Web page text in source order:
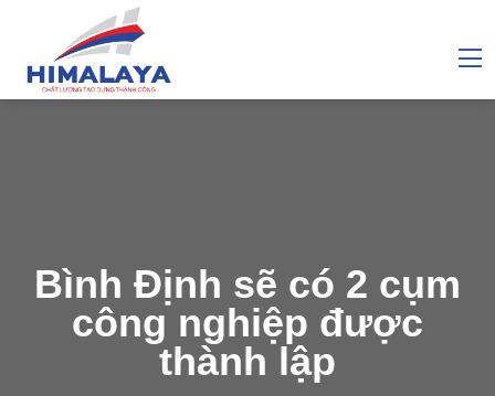
Bình Định sẽ có 2 cụm
công nghiệp được
thành lập